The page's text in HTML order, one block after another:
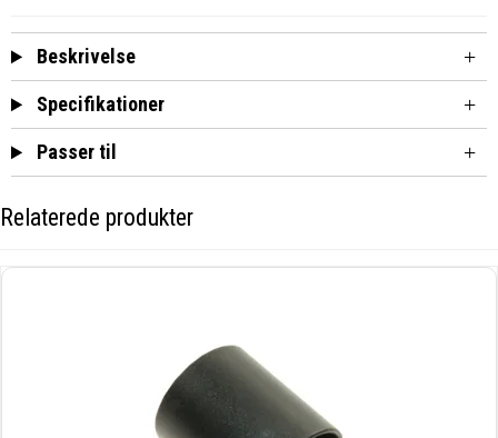
Beskrivelse
Specifikationer
Passer til
Relaterede produkter